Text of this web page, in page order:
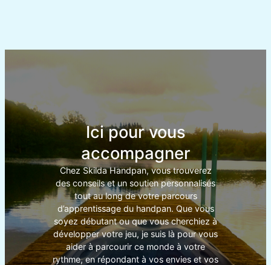
Ici pour vous
accompagner
Chez Skilda Handpan, vous trouverez
des conseils et un soutien personnalisés
tout au long de votre parcours
d’apprentissage du handpan. Que vous
soyez débutant ou que vous cherchiez à
développer votre jeu, je suis là pour vous
aider à parcourir ce monde à votre
rythme, en répondant à vos envies et vos